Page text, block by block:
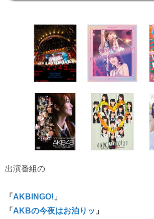
出演番組の
「 AKBINGO! 」
「 AKBの今夜はお泊りッ 」